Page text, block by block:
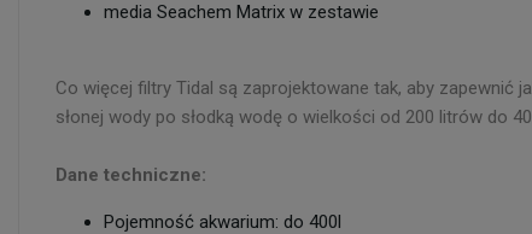
media Seachem Matrix w zestawie
Co więcej filtry Tidal są zaprojektowane tak, aby zapewnić
słonej wody po słodką wodę o wielkości od 200 litrów do
Dane techniczne:
Pojemność akwarium: do 400l